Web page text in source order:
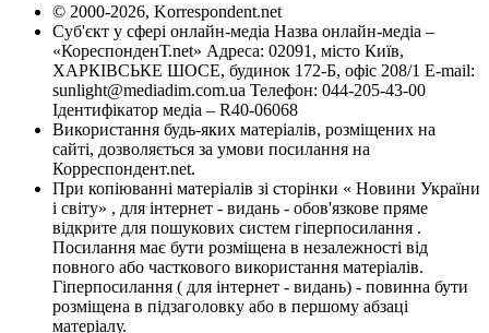
© 2000-2026, Korrespondent.net
Суб'єкт у сфері онлайн-медіа Назва онлайн-медіа –
«КореспонденТ.net» Адреса: 02091, місто Київ,
ХАРКІВСЬКЕ ШОСЕ, будинок 172-Б, офіс 208/1 E-mail:
sunlight@mediadim.com.ua Телефон: 044-205-43-00
Ідентифікатор медіа – R40-06068
Використання будь-яких матеріалів, розміщених на
сайті, дозволяється за умови посилання на
Корреспондент.net.
При копіюванні матеріалів зі сторінки « Новини України
і світу» , для інтернет - видань - обов'язкове пряме
відкрите для пошукових систем гіперпосилання .
Посилання має бути розміщена в незалежності від
повного або часткового використання матеріалів.
Гіперпосилання ( для інтернет - видань) - повинна бути
розміщена в підзаголовку або в першому абзаці
матеріалу.